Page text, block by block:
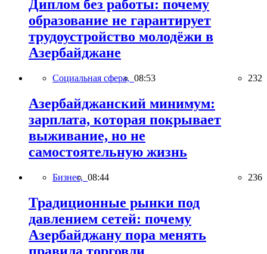
Диплом без работы: почему
образование не гарантирует
трудоустройство молодёжи в
Азербайджане
Социальная сфера, 08:53 232
Азербайджанский минимум:
зарплата, которая покрывает
выживание, но не
самостоятельную жизнь
Бизнес, 08:44 236
Традиционные рынки под
давлением сетей: почему
Азербайджану пора менять
правила торговли